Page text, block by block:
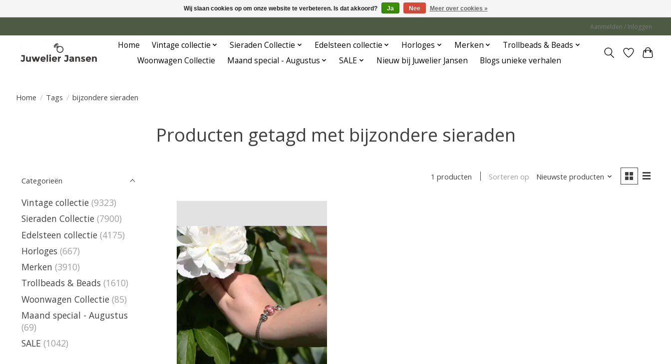
Aanmelden / Inloggen
Home Vintage collectie Sieraden Collectie Edelsteen collectie Horloges Merken
Trollbeads & Beads
Woonwagen Collectie
Maand special - Augustus SALE Nieuw bij Juwelier Jansen Blogs unieke verhalen
Home / Tags / bijzondere sieraden
Producten getagd met bijzondere sieraden
Categorieën
Vintage collectie (9323)
Sieraden Collectie (7900)
Edelsteen collectie (4175)
Horloges (667)
Merken (3910)
Trollbeads & Beads (1610)
Woonwagen Collectie (85)
Maand special - Augustus
(69)
SALE (1042)
1 producten Sorteren op Nieuwste producten
Wij slaan cookies op om onze website te verbeteren. Is dat akkoord? Ja Nee Meer over cookies »